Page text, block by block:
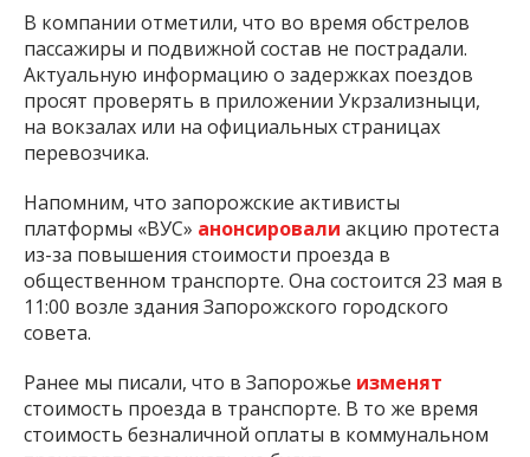
В компании отметили, что во время обстрелов
пассажиры и подвижной состав не пострадали.
Актуальную информацию о задержках поездов
просят проверять в приложении Укрзализныци,
на вокзалах или на официальных страницах
перевозчика.
Напомним, что запорожские активисты
платформы «ВУС» анонсировали акцию протеста
из-за повышения стоимости проезда в
общественном транспорте. Она состоится 23 мая в
11:00 возле здания Запорожского городского
совета.
Ранее мы писали, что в Запорожье изменят
стоимость проезда в транспорте. В то же время
стоимость безналичной оплаты в коммунальном